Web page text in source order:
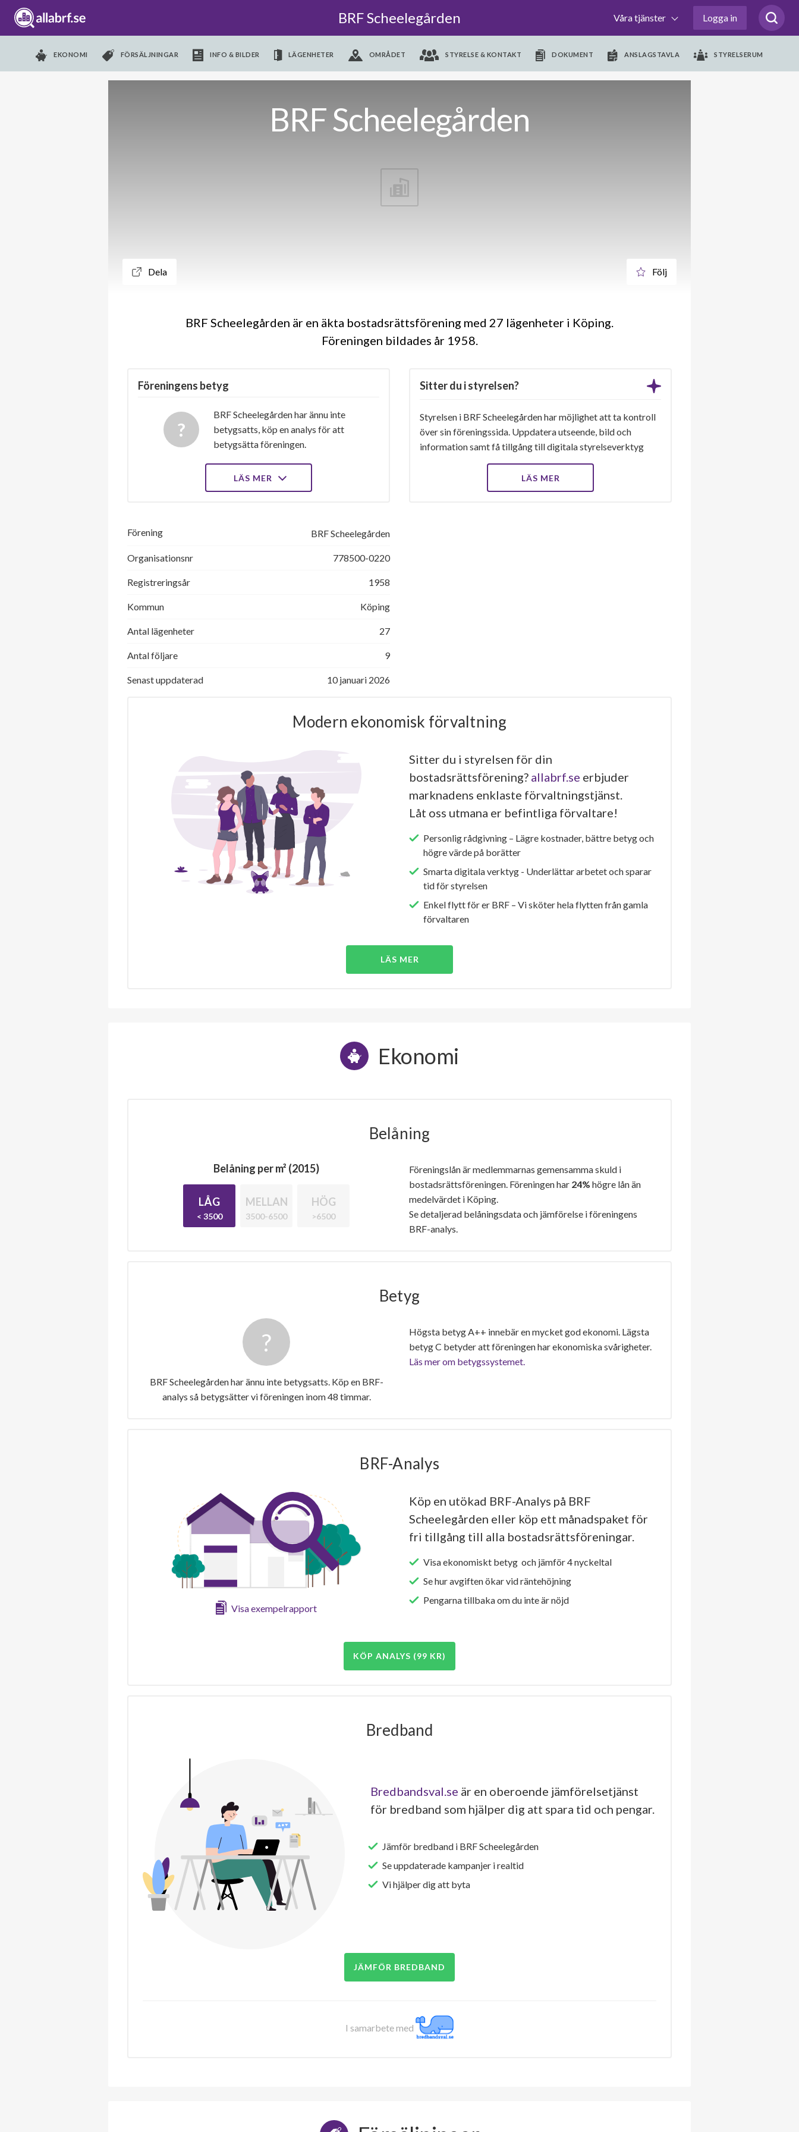
BRF Scheelegården Våra tjänster Logga in
EKONOMI FÖRSÄLJNINGAR INFO & BILDER LÄGENHETER OMRÅDET STYRELSE & KONTAKT DOKUMENT ANSLAGSTAVLA STYRELSERUM
BRF Scheelegården
Dela Följ
BRF Scheelegården är en äkta bostadsrättsförening med 27 lägenheter i Köping.
Föreningen bildades år 1958
Föreningens betyg
BRF Scheelegården har ännu inte
betygsatts, köp en analys för att
betygsätta föreningen.
LÄS MER
Sitter du i styrelsen?
Styrelsen i BRF Scheelegården har möjlighet att ta kontroll
över sin föreningssida. Uppdatera utseende, bild och
information samt få tillgång till digitala styrelseverktyg
LÄS MER
Förening BRF Scheelegården
Organisationsnr 778500-0220
Registreringsår 1958
Kommun Köping
Antal lägenheter 27
Antal följare 9
Senast uppdaterad 10 januari 2026
Modern ekonomisk förvaltning
Sitter du i styrelsen för din
bostadsrättsförening? allabrf.se erbjuder
marknadens enklaste förvaltningstjänst.
Låt oss utmana er befintliga förvaltare!
Personlig rådgivning – Lägre kostnader, bättre betyg och
högre värde på borätter
Smarta digitala verktyg - Underlättar arbetet och sparar
tid för styrelsen
Enkel flytt för er BRF – Vi sköter hela flytten från gamla
förvaltaren
LÄS MER
Ekonomi
Belåning
Belåning per m² (2015)
LÅG
< 3500
MELLAN
3500-6500
HÖG
>6500
Föreningslån är medlemmarnas gemensamma skuld i
bostadsrättsföreningen. Föreningen har 24% högre lån än
medelvärdet i Köping.
Se detaljerad belåningsdata och jämförelse i föreningens
BRF-analys.
Betyg
BRF Scheelegården har ännu inte betygsatts. Köp en BRF-
analys så betygsätter vi föreningen inom 48 timmar.
Högsta betyg A++ innebär en mycket god ekonomi. Lägsta
betyg C betyder att föreningen har ekonomiska svårigheter.
Läs mer om betygssystemet.
BRF-Analys
Visa exempelrapport
Köp en utökad BRF-Analys på BRF
Scheelegården eller köp ett månadspaket för
fri tillgång till alla bostadsrättsföreningar.
Visa ekonomiskt betyg och jämför 4 nyckeltal
Se hur avgiften ökar vid räntehöjning
Pengarna tillbaka om du inte är nöjd
KÖP ANALYS (99 KR)
Bredband
Bredbandsval.se är en oberoende jämförelsetjänst
för bredband som hjälper dig att spara tid och pengar.
Jämför bredband i BRF Scheelegården
Se uppdaterade kampanjer i realtid
Vi hjälper dig att byta
JÄMFÖR BREDBAND
I samarbete med